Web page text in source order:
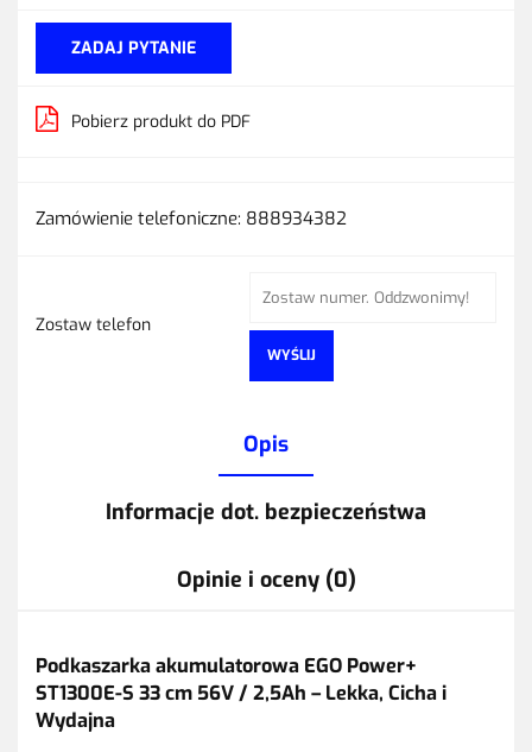
ZADAJ PYTANIE
Pobierz produkt do PDF
Zamówienie telefoniczne: 888934382
Zostaw telefon
WYŚLIJ
Opis
Informacje dot. bezpieczeństwa
Opinie i oceny (0)
Podkaszarka akumulatorowa EGO Power+
ST1300E-S 33 cm 56V / 2,5Ah – Lekka, Cicha i
Wydajna